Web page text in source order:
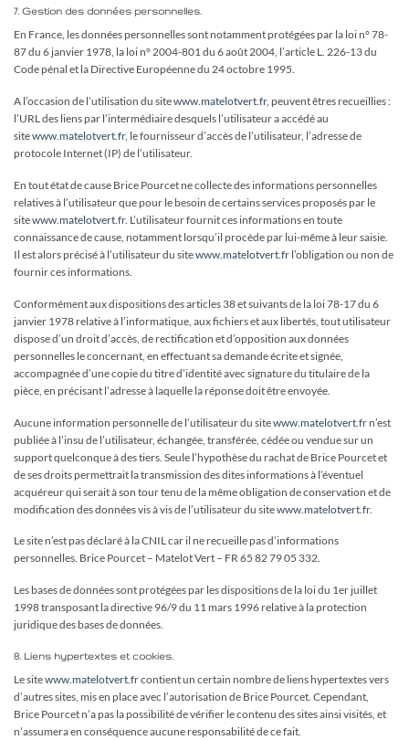
7. Gestion des données personnelles.
En France, les données personnelles sont notamment protégées par la loi n° 78-
87 du 6 janvier 1978, la loi n° 2004-801 du 6 août 2004, l’article L. 226-13 du
Code pénal et la Directive Européenne du 24 octobre 1995.
A l’occasion de l’utilisation du sitewww.matelotvert.fr, peuvent êtres recueillies :
l’URL des liens par l’intermédiaire desquels l’utilisateur a accédé au
sitewww.matelotvert.fr, le fournisseur d’accès de l’utilisateur, l’adresse de
protocole Internet (IP) de l’utilisateur.
En tout état de cause Brice Pourcet ne collecte des informations personnelles
relatives à l’utilisateur que pour le besoin de certains services proposés par le
sitewww.matelotvert.fr. L’utilisateur fournit ces informations en toute
connaissance de cause, notamment lorsqu’il procède par lui-même à leur saisie.
Il est alors précisé à l’utilisateur du sitewww.matelotvert.fr l’obligation ou non de
fournir ces informations.
Conformément aux dispositions des articles 38 et suivants de la loi 78-17 du 6
janvier 1978 relative à l’informatique, aux fichiers et aux libertés, tout utilisateur
dispose d’un droit d’accès, de rectification et d’opposition aux données
personnelles le concernant, en effectuant sa demande écrite et signée,
accompagnée d’une copie du titre d’identité avec signature du titulaire de la
pièce, en précisant l’adresse à laquelle la réponse doit être envoyée.
Aucune information personnelle de l’utilisateur du sitewww.matelotvert.fr n’est
publiée à l’insu de l’utilisateur, échangée, transférée, cédée ou vendue sur un
support quelconque à des tiers. Seule l’hypothèse du rachat de Brice Pourcet et
de ses droits permettrait la transmission des dites informations à l’éventuel
acquéreur qui serait à son tour tenu de la même obligation de conservation et de
modification des données vis à vis de l’utilisateur du sitewww.matelotvert.fr.
Le site n’est pas déclaré à la CNIL car il ne recueille pas d’informations
personnelles. Brice Pourcet – Matelot Vert – FR 65 82 79 05 332.
Les bases de données sont protégées par les dispositions de la loi du 1er juillet
1998 transposant la directive 96/9 du 11 mars 1996 relative à la protection
juridique des bases de données.
8. Liens hypertextes et cookies.
Le sitewww.matelotvert.frcontient un certain nombre de liens hypertextes vers
d’autres sites, mis en place avec l’autorisation de Brice Pourcet. Cependant,
Brice Pourcet n’a pas la possibilité de vérifier le contenu des sites ainsi visités, et
n’assumera en conséquence aucune responsabilité de ce fait.